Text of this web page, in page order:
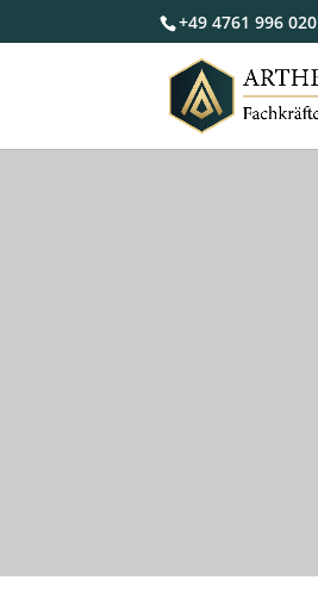
+49 4761 996 020